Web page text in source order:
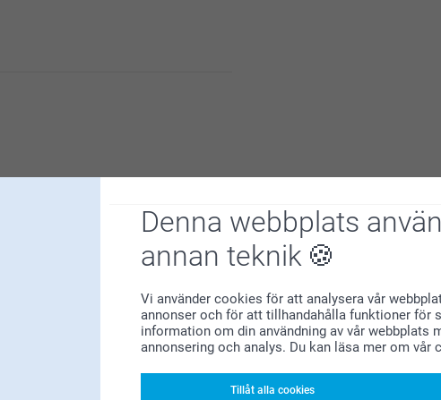
Denna webbplats
annan teknik
Vi använder cookies för att analysera vår
annonser och för att tillhandahålla funktioner för
information om din användning av vår webbplats
annonsering och analys. Du kan läsa mer om vår
Tillåt alla cookies
nöjd med materialet och kvaliteten
Tack.